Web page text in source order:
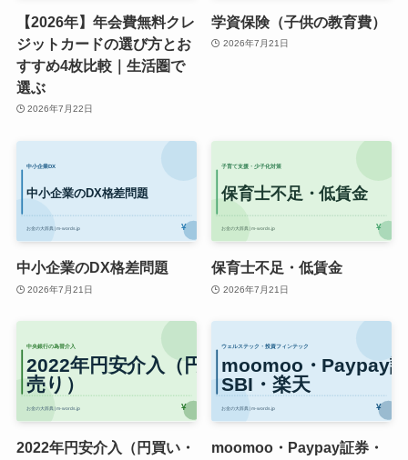
【2026年】年会費無料クレ
ジットカードの選び方とお
すすめ4枚比較｜生活圏で
選ぶ
2026年7月22日
学資保険（子供の教育費）
2026年7月21日
中小企業のDX格差問題
2026年7月21日
保育士不足・低賃金
2026年7月21日
2022年円安介入（円買い・
moomoo・Paypay証券・